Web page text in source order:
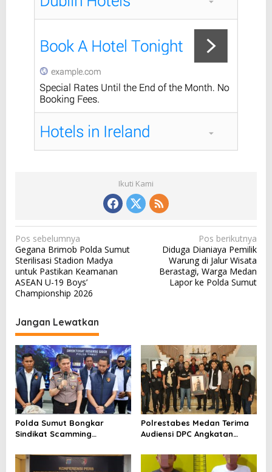
Ikuti Kami
N
a
v
i
a
s
i
p
o
s
Pos sebelumnya
Gegana Brimob Polda Sumut
Sterilisasi Stadion Madya
untuk Pastikan Keamanan
ASEAN U-19 Boys’
Championship 2026
Pos berikutnya
Diduga Dianiaya Pemilik
Warung di Jalur Wisata
Berastagi, Warga Medan
Lapor ke Polda Sumut
Jangan Lewatkan
Polda Sumut Bongkar
Sindikat Scamming
Medan, Korban Rugi Rp6,7
Polrestabes Medan Terima
Audiensi DPC Angkatan
Perkuat Sinergitas Jaga
Kamtibmas